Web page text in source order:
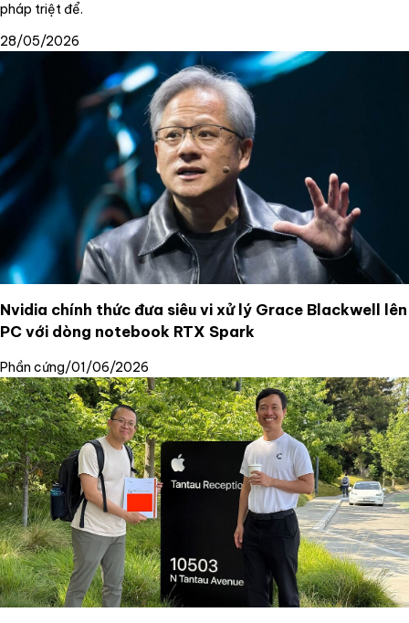
pháp triệt để.
28/05/2026
Nvidia chính thức đưa siêu vi xử lý Grace Blackwell lên
PC với dòng notebook RTX Spark
Phần cứng/01/06/2026